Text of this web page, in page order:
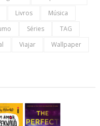
Livros
Música
Séries
TAG
Viajar Wallpaper